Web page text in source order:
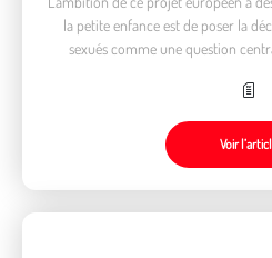
la petite enfance est de poser la
sexués comme une question
Voir